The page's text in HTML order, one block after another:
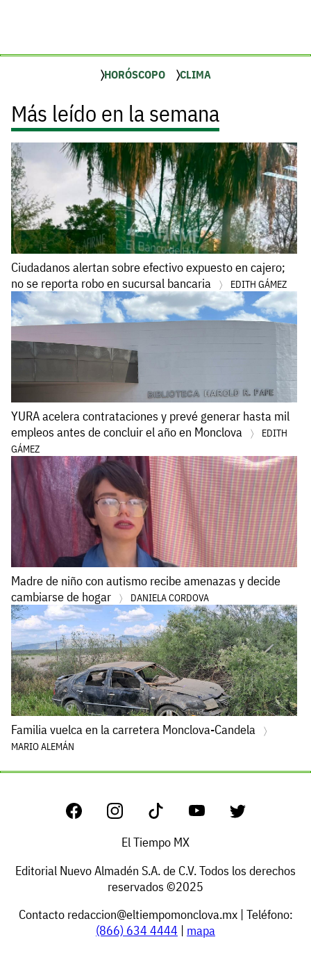
HORÓSCOPO CLIMA
Más leído en la semana
Ciudadanos alertan sobre efectivo expuesto en cajero;
no se reporta robo en sucursal bancaria
EDITH GÁMEZ
YURA acelera contrataciones y prevé generar hasta mil
empleos antes de concluir el año en Monclova
EDITH
GÁMEZ
Madre de niño con autismo recibe amenazas y decide
cambiarse de hogar
DANIELA CORDOVA
Familia vuelca en la carretera Monclova-Candela
MARIO ALEMÁN
El Tiempo MX
Editorial Nuevo Almadén S.A. de C.V. Todos los derechos
reservados ©2025
Contacto redaccion@eltiempomonclova.mx| Teléfono:
(866) 634 4444 | mapa